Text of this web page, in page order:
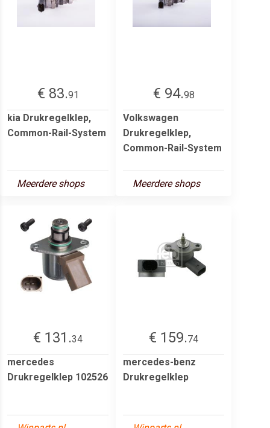
€ 83.91
kia Drukregelklep,
Common-Rail-System
Meerdere shops
€ 94.98
Volkswagen
Drukregelklep,
Common-Rail-System
Meerdere shops
€ 131.34
mercedes
Drukregelklep 102526
€ 159.74
mercedes-benz
Drukregelklep